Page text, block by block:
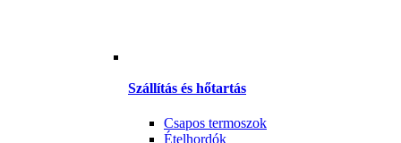
Szállítás és hőtartás
Csapos termoszok
Ételhordók